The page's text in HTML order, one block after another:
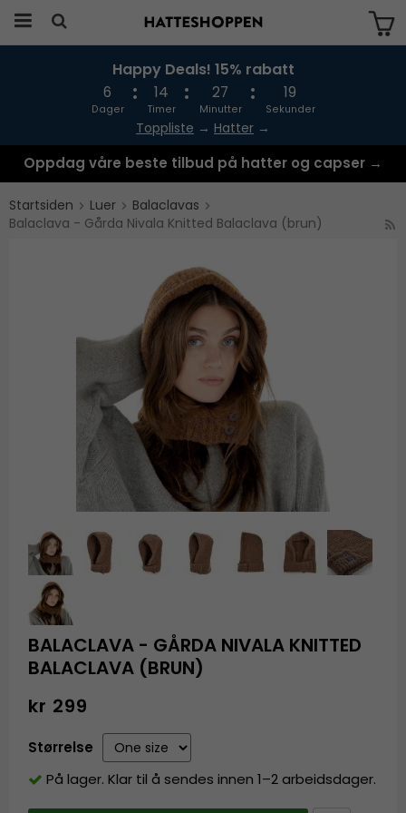
Produktet har blitt lagt til i handlekurven
Happy Deals! 15% rabatt
6
Dager
14
Timer
27
Minutter
19
Sekunder
Toppliste → Hatter →
Oppdag våre beste tilbud på hatter og capser →
Startsiden Luer
Balaclavas
Balaclava - Gårda Nivala Knitted Balaclava (brun)
BALACLAVA - GÅRDA NIVALA KNITTED
BALACLAVA (BRUN)
kr 299
Størrelse
På lager. Klar til å sendes innen 1–2 arbeidsdager.